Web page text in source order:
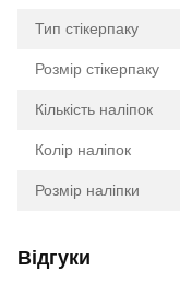
Тип стікерпаку
Розмір стікерпаку
Кількість наліпок
Колір наліпок
Розмір наліпки
Відгуки